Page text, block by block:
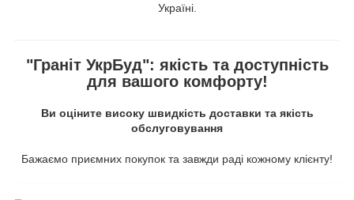
Україні.
"Граніт УкрБуд": якість та доступність
для вашого комфорту!
Ви оціните високу швидкість доставки та якість
обслуговування
Бажаємо приємних покупок та завжди раді кожному клієнту!